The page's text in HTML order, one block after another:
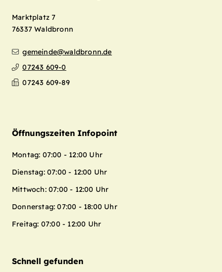
Marktplatz 7
76337 Waldbronn
gemeinde@waldbronn.de
07243 609-0
07243 609-89
Öffnungszeiten Infopoint
Montag: 07:00 - 12:00 Uhr
Dienstag: 07:00 - 12:00 Uhr
Mittwoch: 07:00 - 12:00 Uhr
Donnerstag: 07:00 - 18:00 Uhr
Freitag: 07:00 - 12:00 Uhr
Schnell gefunden